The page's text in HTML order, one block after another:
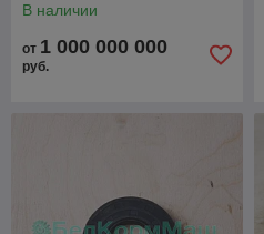
В наличии
от 1 000 000 000
руб.